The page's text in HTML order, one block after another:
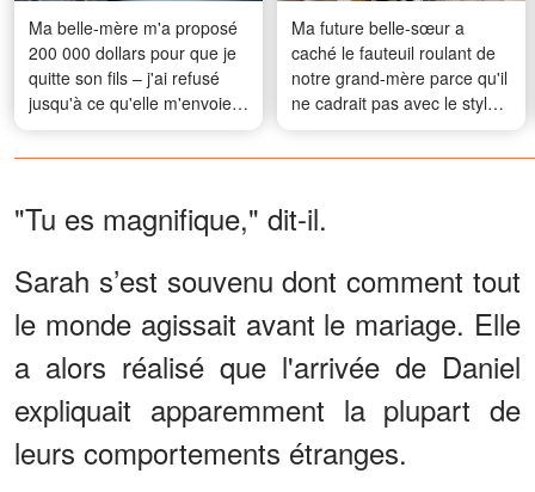
Ma belle-mère m'a proposé
200 000 dollars pour que je
quitte son fils – j'ai refusé
jusqu'à ce qu'elle m'envoie
une photo qui a tout changé
Ma future belle-sœur a
caché le fauteuil roulant de
notre grand-mère parce qu'il
ne cadrait pas avec le style
du mariage – Ce que grand-
mère a fait ensuite a stupéfié
"Tu es magnifique," dit-il.
Sarah s’est souvenu dont comment tout
le monde agissait avant le mariage. Elle
a alors réalisé que l'arrivée de Daniel
expliquait apparemment la plupart de
leurs comportements étranges.